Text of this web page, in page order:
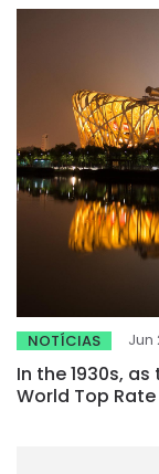
NOTÍCIAS Jun
In the 1930s,
World Top